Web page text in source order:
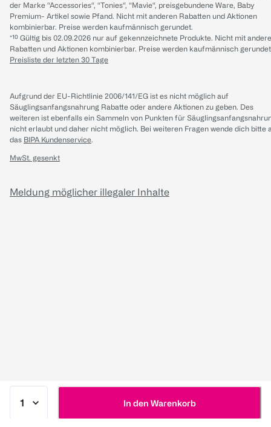
In den Warenkorb
der Marke “Accessories“, “Tonies“, “Mavie“, preisgebundene Ware, Baby
Premium- Artikel sowie Pfand. Nicht mit anderen Rabatten und Aktionen
kombinierbar. Preise werden kaufmännisch gerundet.
*¹⁰ Gültig bis 02.09.2026 nur auf gekennzeichnete Produkte. Nicht mit
Rabatten und Aktionen kombinierbar. Preise werden kaufmännisch
Preisliste der letzten 30 Tage
Aufgrund der EU-Richtlinie 2006/141/EG ist es nicht möglich auf
Säuglingsanfangsnahrung Rabatte oder andere Aktionen zu geben. Des
weiteren ist ebenfalls ein Sammeln von Punkten für
nicht erlaubt und daher nicht möglich. Bei weiteren Fragen wende dich bitte
das BIPA Kundenservice.
MwSt. gesenkt
Meldung möglicher illegaler Inhalte